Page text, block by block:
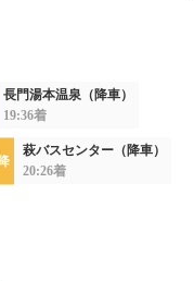
長門湯本温泉（降車）
19:36着
萩バスセンター（降車）
20:26着